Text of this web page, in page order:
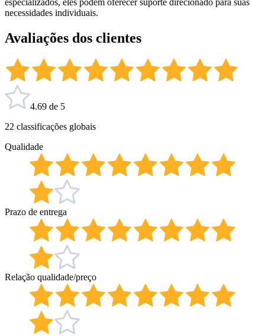
necessidades individuais.
Avaliações dos clientes
4.69 de 5
22 classificações globais
Qualidade
Prazo de entrega
Relação qualidade/preço